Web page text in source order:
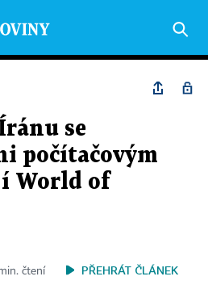
se
počítačovým
World of
čtení PŘEHRÁT ČLÁNEK